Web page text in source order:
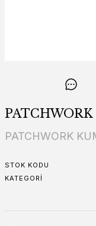
PATCHWORK
PATCHWORK
STOK KODU
KATEGORI